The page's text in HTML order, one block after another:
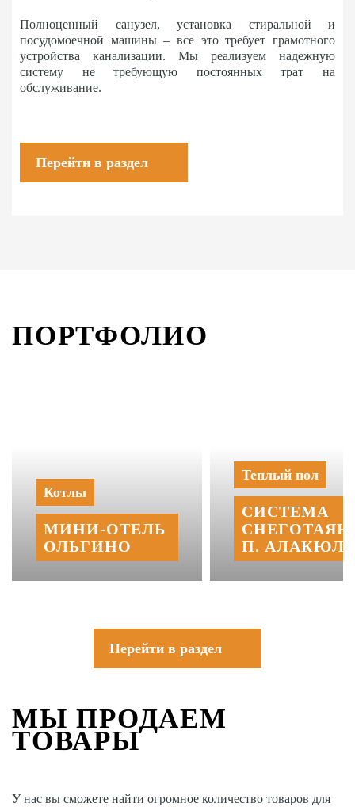
Полноценный санузел, установка стиральной и
посудомоечной машины – все это требует грамотного
устройства канализации. Мы реализуем надежную
систему не требующую постоянных трат на
обслуживание.
Перейти в раздел
ПОРТФОЛИО
Котлы
МИНИ‑‏ОТЕЛЬ
ОЛЬГИНО
Теплый пол
СИСТЕМА
П.
Перейти в раздел
МЫ ПРОДАЕМ
ТОВАРЫ
У нас вы сможете найти огромное количество товаров для